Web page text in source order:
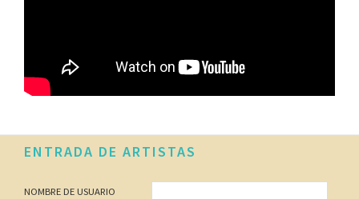
Footer
ENTRADA DE ARTISTAS
NOMBRE DE USUARIO